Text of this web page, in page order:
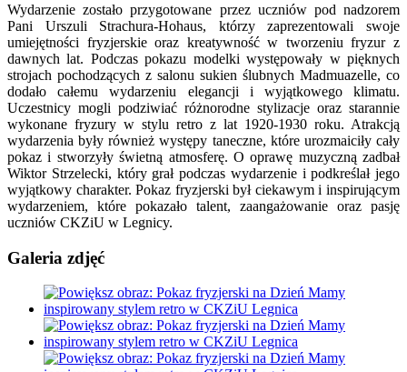
Wydarzenie zostało przygotowane przez uczniów pod nadzorem
Pani Urszuli Strachura-Hohaus, którzy zaprezentowali swoje
umiejętności fryzjerskie oraz kreatywność w tworzeniu fryzur z
dawnych lat. Podczas pokazu modelki występowały w pięknych
strojach pochodzących z salonu sukien ślubnych Madmuazelle, co
dodało całemu wydarzeniu elegancji i wyjątkowego klimatu.
Uczestnicy mogli podziwiać różnorodne stylizacje oraz starannie
wykonane fryzury w stylu retro z lat 1920-1930 roku. Atrakcją
wydarzenia były również występy taneczne, które urozmaiciły cały
pokaz i stworzyły świetną atmosferę. O oprawę muzyczną zadbał
Wiktor Strzelecki, który grał podczas wydarzenie i podkreślał jego
wyjątkowy charakter. Pokaz fryzjerski był ciekawym i inspirującym
wydarzeniem, które pokazało talent, zaangażowanie oraz pasję
uczniów CKZiU w Legnicy.
Galeria zdjęć